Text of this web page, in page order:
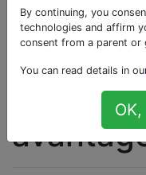
Quand
froid
By continuing, you
technologies and affirm
consent from a parent or
You can read details in